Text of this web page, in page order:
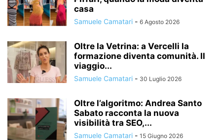
casa
Samuele Camatari - 6 Agosto 2026
Oltre la Vetrina: a Vercelli la
formazione diventa comunità. Il
viaggio...
Samuele Camatari - 30 Luglio 2026
Oltre l’algoritmo: Andrea Santo
Sabato racconta la nuova
visibilità tra SEO,...
Samuele Camatari - 15 Giugno 2026